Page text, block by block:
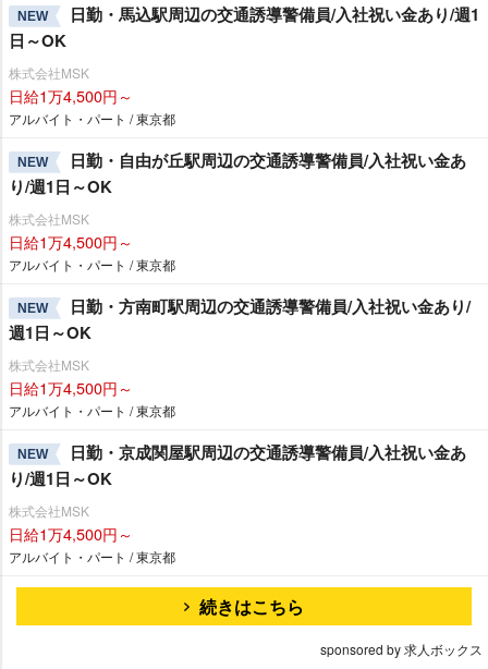
NEW
日勤・馬込駅周辺の交通誘導警備員/入社祝い金あり/週1
日～OK
株式会社MSK
日給1万4,500円～
アルバイト・パート / 東京都
NEW
日勤・自由が丘駅周辺の交通誘導警備員/入社祝い金あ
り/週1日～OK
株式会社MSK
日給1万4,500円～
アルバイト・パート / 東京都
NEW
日勤・方南町駅周辺の交通誘導警備員/入社祝い金あり/
週1日～OK
株式会社MSK
日給1万4,500円～
アルバイト・パート / 東京都
NEW
日勤・京成関屋駅周辺の交通誘導警備員/入社祝い金あ
り/週1日～OK
株式会社MSK
日給1万4,500円～
アルバイト・パート / 東京都
続きはこちら
sponsored by 求人ボックス